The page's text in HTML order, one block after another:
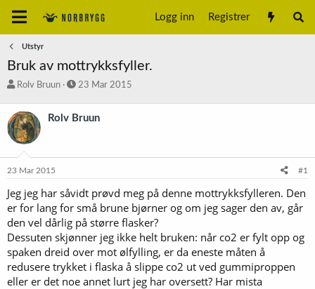
Logg inn Registrer
Utstyr
Bruk av mottrykksfyller.
T
å
d
s
a
r
e
r
Rolv Bruun
S
r
a
23 Mar 2015
Rolv Bruun
23 Mar 2015 #1
Jeg jeg har såvidt prøvd meg på denne mottrykksfylleren. Den
er for lang for små brune bjørner og om jeg sager den av, går
den vel dårlig på større flasker?
Dessuten skjønner jeg ikke helt bruken: når co2 er fylt opp og
spaken dreid over mot ølfylling, er da eneste måten å
redusere trykket i flaska å slippe co2 ut ved gummiproppen
eller er det noe annet lurt jeg har oversett? Har mista